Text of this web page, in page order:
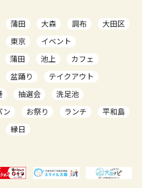
蒲田 大森 調布
大田区
東京
イベント
蒲田 池上
カフェ
盆踊り
テイクアウト
抽選会
洗足池
ン お祭り ランチ
平和島
縁日